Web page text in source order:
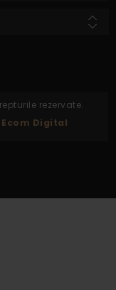
rezervate.
Ecom Digital